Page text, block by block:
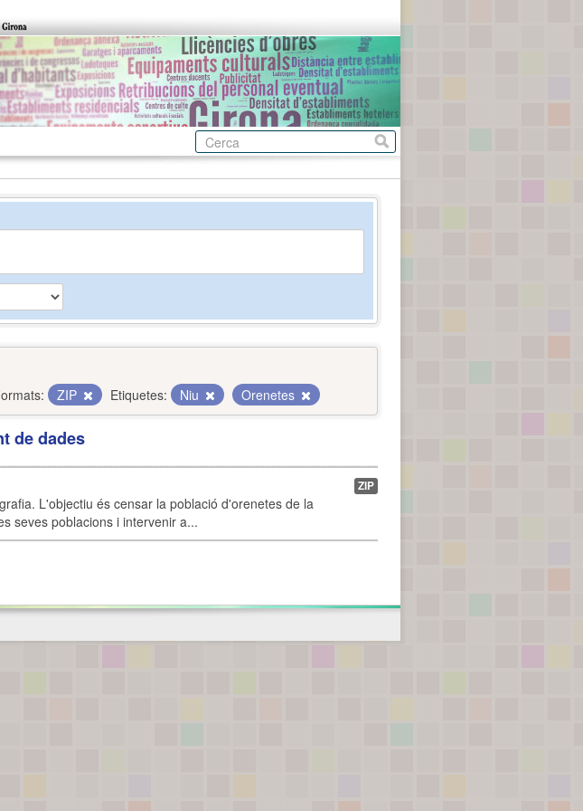
ZIP Etiquetes: Niu Orenetes
de dades
L'objectiu és censar la població d'orenetes de la
seves poblacions i intervenir a...
ZIP